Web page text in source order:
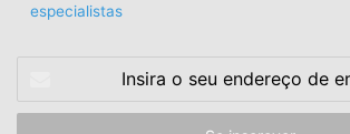
especialistas
seu